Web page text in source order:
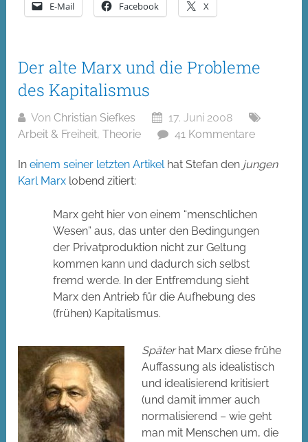
E-Mail Facebook X
Der alte Marx und die Probleme
des Kapitalismus
VonChristian Siefkes
17. Juni 2008
Arbeit & Freiheit,Theorie 41 Kommentare
Ineinem seiner letzten Artikelhat Stefan den jungen
Karl Marx lobend zitiert:
Marx geht hier von einem “menschlichen
Wesen” aus, das unter den Bedingungen
der Privatproduktion nicht zur Geltung
kommen kann und dadurch sich selbst
fremd werde. In der Entfremdung sieht
Marx den Antrieb für die Aufhebung des
(frühen) Kapitalismus.
Späterhat Marx diese frühe
Auffassung als idealistisch
und idealisierend kritisiert
(und damit immer auch
normalisierend – wie geht
man mit Menschen um, die